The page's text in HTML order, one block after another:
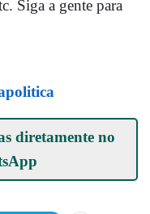
Siga a gente para
diretamente no